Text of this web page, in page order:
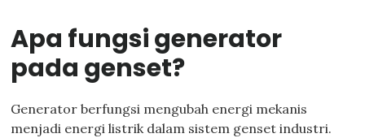
Apa fungsi generator
pada genset?
Generator berfungsi mengubah energi mekanis
menjadi energi listrik dalam sistem genset industri.